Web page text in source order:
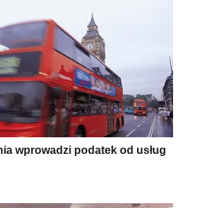
wprowadzi podatek od usług